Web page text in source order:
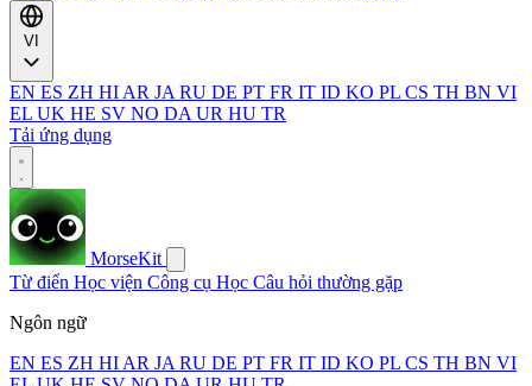
EN ES ZH HI AR JA RU DE PT FR IT ID KO PL CS TH BN VI
EL UK HE SV NO DA UR HU TR
Tải ứng dụng
MorseKit
Từ điển Học viện Công cụ Học Câu hỏi thường gặp
Ngôn ngữ
EN ES ZH HI AR JA RU DE PT FR IT ID KO PL CS TH BN VI